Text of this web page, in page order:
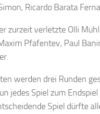
Ricardo Barata
zurzeit verletzte Olli
Pfafentev, Paul
werden drei Runden
jedes Spiel zum
Spiel dürfte